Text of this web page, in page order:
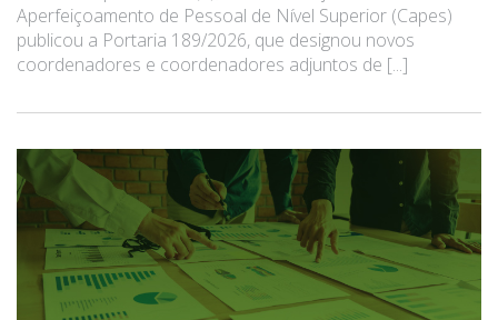
Aperfeiçoamento de Pessoal de Nível Superior (Capes)
publicou a Portaria 189/2026, que designou novos
coordenadores e coordenadores adjuntos de [...]